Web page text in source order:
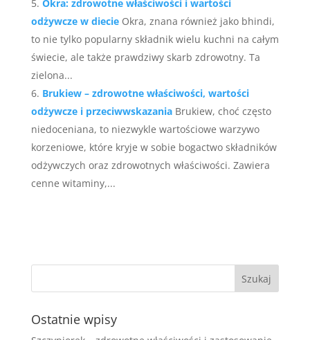
Okra: zdrowotne właściwości i wartości
odżywcze w diecie Okra, znana również jako bhindi,
to nie tylko popularny składnik wielu kuchni na całym
świecie, ale także prawdziwy skarb zdrowotny. Ta
zielona...
Brukiew – zdrowotne właściwości, wartości
odżywcze i przeciwwskazania Brukiew, choć często
niedoceniana, to niezwykle wartościowe warzywo
korzeniowe, które kryje w sobie bogactwo składników
odżywczych oraz zdrowotnych właściwości. Zawiera
cenne witaminy,...
Ostatnie wpisy